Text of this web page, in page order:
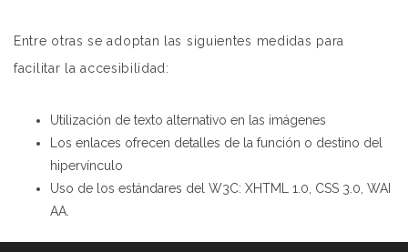
Entre otras se adoptan las siguientes medidas para
facilitar la accesibilidad:
Utilización de texto alternativo en las imágenes
Los enlaces ofrecen detalles de la función o destino del
hipervínculo
Uso de los estándares del W3C: XHTML 1.0, CSS 3.0, WAI
AA.